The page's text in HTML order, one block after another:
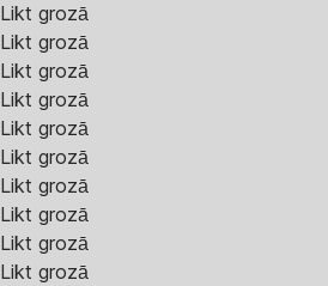
Likt grozā
Likt grozā
Likt grozā
Likt grozā
Likt grozā
Likt grozā
Likt grozā
Likt grozā
Likt grozā
Likt grozā